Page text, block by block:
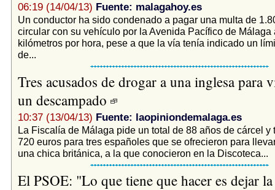
06:19 (14/04/13) Fuente: malagahoy.es
Un conductor ha sido condenado a pagar una multa de
circular con su vehículo por la Avenida Pacífico de Málaga
kilómetros por hora, pese a que la vía tenía indicado un
de...
Tres acusados de drogar a una inglesa para
un descampado
10:37 (13/04/13) Fuente: laopiniondemalaga.es
La Fiscalía de Málaga pide un total de 88 años de cárcel y
720 euros para tres españoles que se ofrecieron para
una chica británica, a la que conocieron en la Discoteca...
El PSOE: "Lo que tiene que hacer es dejar